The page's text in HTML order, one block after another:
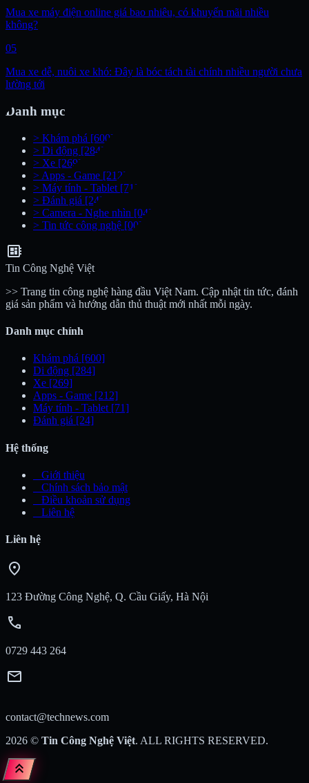
Mua xe máy điện online giá bao nhiêu, có khuyến mãi nhiều
không?
05
Mua xe dễ, nuôi xe khó: Đây là bóc tách tài chính nhiều người chưa
lường tới
Danh mục
> Khám phá [600]
> Di động [284]
> Xe [269]
> Apps - Game [212]
> Máy tính - Tablet [71]
> Đánh giá [24]
> Camera - Nghe nhìn [04]
> Tin tức công nghệ [00]
developer_board
Tin Công Nghệ Việt
>> Trang tin công nghệ hàng đầu Việt Nam. Cập nhật tin tức, đánh
giá sản phẩm và hướng dẫn thủ thuật mới nhất mỗi ngày.
Danh mục chính
Khám phá [600]
Di động [284]
Xe [269]
Apps - Game [212]
Máy tính - Tablet [71]
Đánh giá [24]
Hệ thống
Giới thiệu
Chính sách bảo mật
Điều khoản sử dụng
Liên hệ
Liên hệ
location_on
123 Đường Công Nghệ, Q. Cầu Giấy, Hà Nội
call
0729 443 264
mail
contact@technews.com
2026 © Tin Công Nghệ Việt. ALL RIGHTS RESERVED.
keyboard_double_arrow_up